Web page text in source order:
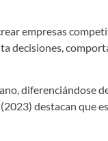
empresas
decisiones,
diferenciándose
destacan que